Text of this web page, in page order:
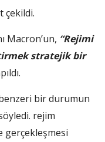
çekildi.
Macron’un, “Rejimi
stratejik bir
bir durumun
rejim
gerçekleşmesi